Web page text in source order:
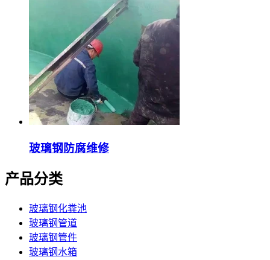
玻璃钢防腐维修
产品分类
玻璃钢化粪池
玻璃钢管道
玻璃钢管件
玻璃钢水箱